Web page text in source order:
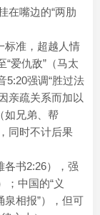
在嘴边的“两肋
标准，超越人情
“爱仇敌”（马太
5:20强调“胜过法
亲疏关系而加以
如兄弟、帮
同时不计后果
各书2:26），强
；中国的“义
泉相报”），但可